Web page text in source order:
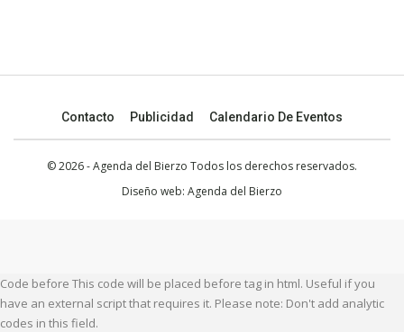
Contacto Publicidad Calendario De Eventos
© 2026 - Agenda del Bierzo Todos los derechos reservados.
Diseño web: Agenda del Bierzo
Code before This code will be placed before tag in html. Useful if you
have an external script that requires it. Please note: Don't add analytic
codes in this field.